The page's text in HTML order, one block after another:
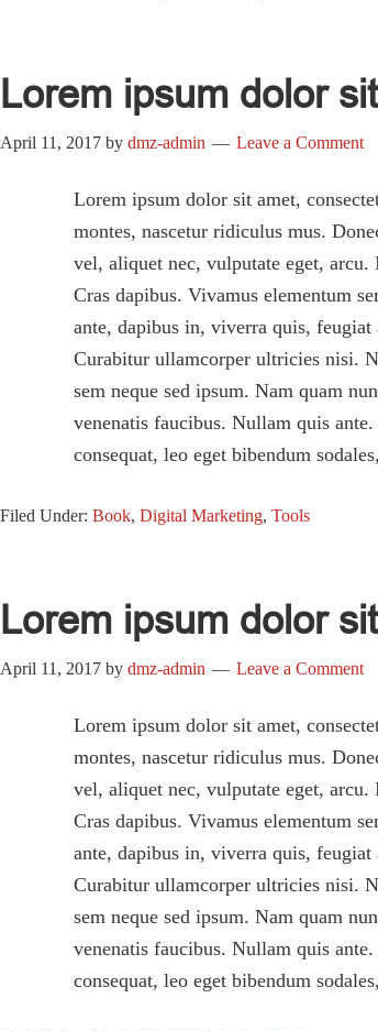
Lorem ipsum dolor
April 11, 2017 by dmz-admin Leave a Comment
Lorem ipsum dolor sit amet,
montes, nascetur ridiculus mus.
vel, aliquet nec, vulputate eget,
Cras dapibus. Vivamus elementum
ante, dapibus in, viverra quis,
Curabitur ullamcorper ultricies nisi.
sem neque sed ipsum. Nam quam
venenatis faucibus. Nullam quis
consequat, leo eget bibendum
Filed Under: Book, Digital Marketing, Tools
Lorem ipsum dolor
April 11, 2017 by dmz-admin Leave a Comment
Lorem ipsum dolor sit amet,
montes, nascetur ridiculus mus.
vel, aliquet nec, vulputate eget,
Cras dapibus. Vivamus elementum
ante, dapibus in, viverra quis,
Curabitur ullamcorper ultricies nisi.
sem neque sed ipsum. Nam quam
venenatis faucibus. Nullam quis
consequat, leo eget bibendum